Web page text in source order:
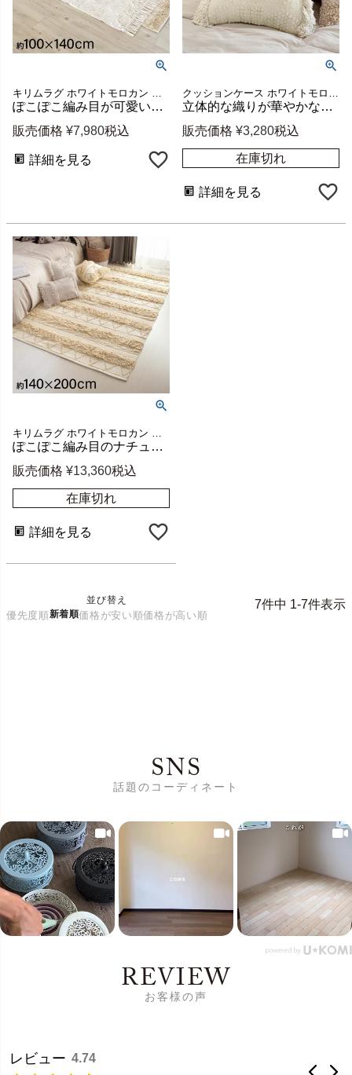
ぽこぽこ編み目が可愛いホワイトボヘミアン柄ラグ 約100×140cm 綿100% [34423]
販売価格 ¥7,980税込
詳細を見る
立体的な織りが華やかなボヘミアン柄クッションカバー 約45×45cm ホワイト [34425]
販売価格 ¥3,280税込
在庫切れ
詳細を見る
ぽこぽこ編み目のナチュラルボヘミアンラグ 約W140×D200cm [34428]
販売価格 ¥13,360税込
在庫切れ
詳細を見る
並び替え
優先度順新着順価格が安い順価格が高い順
7件中 1-7件表示
SNS
話題のコーディネート
REVIEW
お客様の声
レビュー 4.74